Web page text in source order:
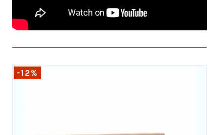
-12%